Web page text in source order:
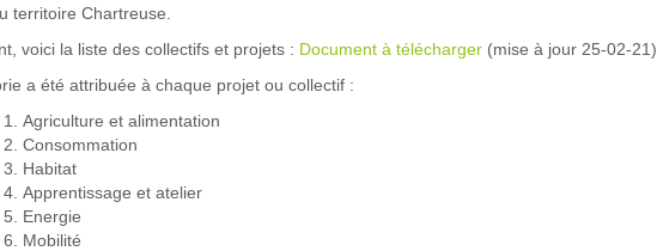
territoire Chartreuse.
voici la liste des collectifs et projets : Document à télécharger(mise à jour 25-02-21)
a été attribuée à chaque projet ou collectif :
Agriculture et alimentation
Consommation
Habitat
Apprentissage et atelier
Energie
Mobilité